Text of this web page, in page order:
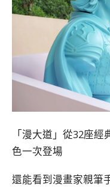
「漫大道」從32座
色一次登場
還能看到漫畫家親筆